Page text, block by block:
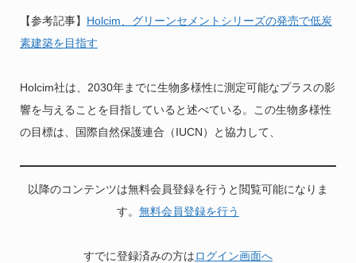
【参考記事】 Holcim、グリーンセメントシリーズの発売で低炭
素建築を目指す
Holcim社は、2030年までに生物多様性に測定可能なプラスの影
響を与えることを目指していると述べている。この生物多様性
の目標は、国際自然保護連合（IUCN）と協力して、
以降のコンテンツは無料会員登録を行うと閲覧可能になりま
す。 無料会員登録を行う
すでに登録済みの方はログイン画面へ